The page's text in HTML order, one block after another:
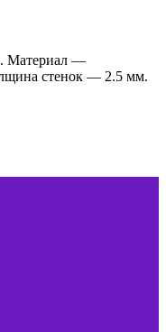
Материал —
стенок — 2.5 мм.